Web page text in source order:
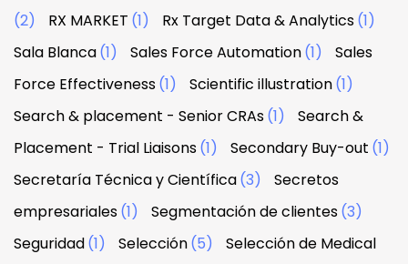
(2)
RX MARKET (1) Rx Target Data & Analytics(1)
Sala Blanca(1) Sales Force Automation(1)
Sales
Force Effectiveness(1) Scientific illustration(1)
Search & placement - Senior CRAs(1)
Search &
Placement - Trial Liaisons(1) Secondary Buy-out (1)
Secretaría Técnica y Científica(3)
Secretos
empresariales(1) Segmentación de clientes(3)
Seguridad(1) Selección(5)
Selección de Medical